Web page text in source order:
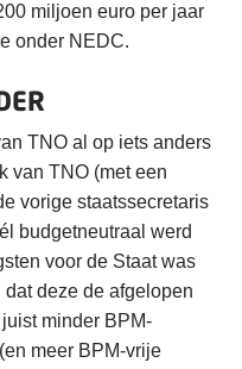
miljoen euro per jaar
onder NEDC.
TNO al op iets anders
van TNO (met een
vorige staatssecretaris
budgetneutraal werd
voor de Staat was
deze de afgelopen
minder BPM-
meer BPM-vrije